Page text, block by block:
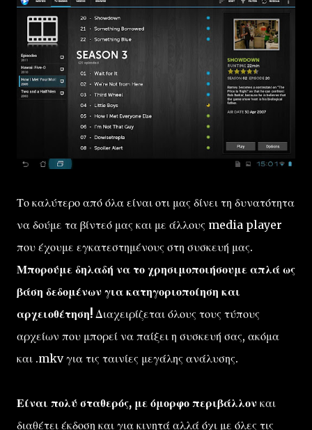
Το καλύτερο από όλα είναι οτι μας δίνει τη δυνατότητα
να δούμε τα βίντεό μας και με άλλους media player
που έχουμε εγκατεστημένους στη συσκευή μας.
Μπορούμε δηλαδή να το χρησιμοποιήσουμε απλά ως
βάση δεδομένων για κατηγοριοποίηση και
αρχειοθέτηση! Διαχειρίζεται όλους τους τύπους
αρχείων που μπορεί να παίξει η συσκευή σας, ακόμα
και .mkv για τις ταινίες μεγάλης ανάλυσης.
Είναι πολύ σταθερός, με όμορφο περιβάλλον και
διαθέτει έκδοση και για κινητά αλλά όχι με όλες τις